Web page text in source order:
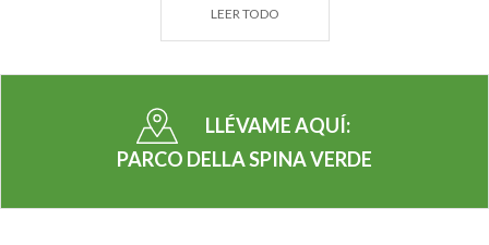
componente faunístico
todavía encontrar algunas especies demamíferos,
entre los que se encuentran el topillo acuático, la
ardilla común, el lirón, la liebre común, el zorro y la
garduña. También hay presentes muchasespecies
LEER TODO
LLÉVAME AQUÍ:
PARCO DELLA SPINA VERDE